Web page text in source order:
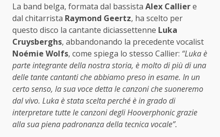
La band belga, formata dal bassista Alex Calliere
dal chitarrista Raymond Geertz, ha scelto per
questo disco la cantante diciassettenne Luka
Cruysberghs, abbandonando la precedente vocalist
Noémie Wolfs, come spiega lo stesso Callier: “Luka è
parte integrante della nostra storia, è molto di più di una
delle tante cantanti che abbiamo preso in esame. In un
certo senso, la sua voce detta le canzoni che suoneremo
dal vivo. Luka è stata scelta perché è in grado di
interpretare tutte le canzoni degli Hooverphonic grazie
alla sua piena padronanza della tecnica vocale”.